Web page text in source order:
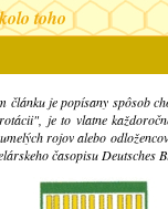
toho
článku je popísany spôsob
je to vlatne
rojov alebo
časopisu Deutsches